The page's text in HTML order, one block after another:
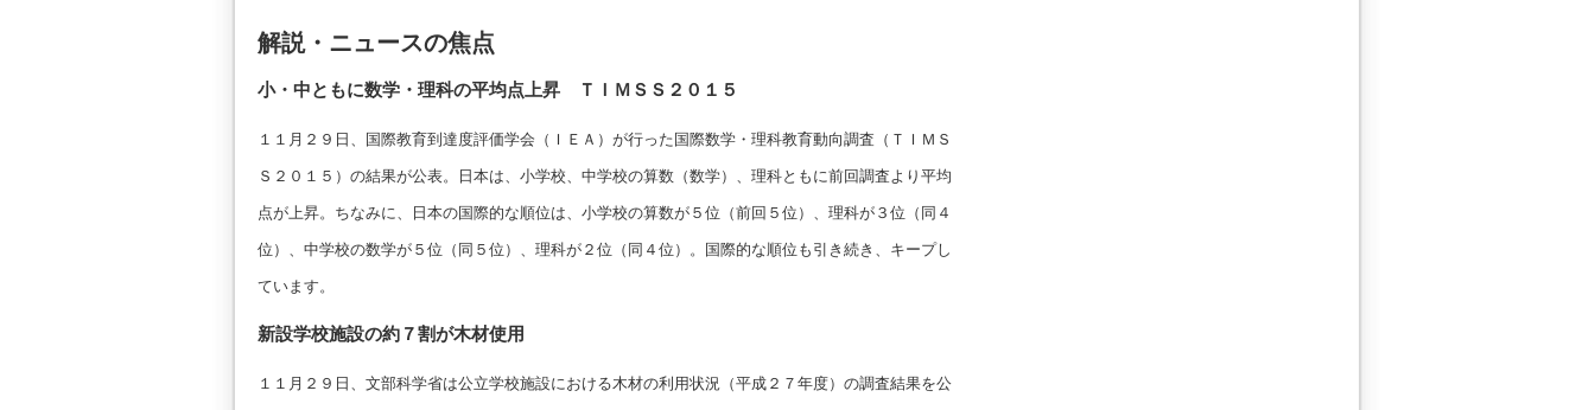
解説・ニュースの焦点
小・中ともに数学・理科の平均点上昇 ＴＩＭＳＳ２０１５
１１月２９日、国際教育到達度評価学会（ＩＥＡ）が行った国際数学・理科教育動向調査（ＴＩＭＳ
Ｓ２０１５）の結果が公表。日本は、小学校、中学校の算数（数学）、理科ともに前回調査より平均
点が上昇。ちなみに、日本の国際的な順位は、小学校の算数が５位（前回５位）、理科が３位（同４
位）、中学校の数学が５位（同５位）、理科が２位（同４位）。国際的な順位も引き続き、キープし
ています。
新設学校施設の約７割が木材使用
１１月２９日、文部科学省は公立学校施設における木材の利用状況（平成２７年度）の調査結果を公